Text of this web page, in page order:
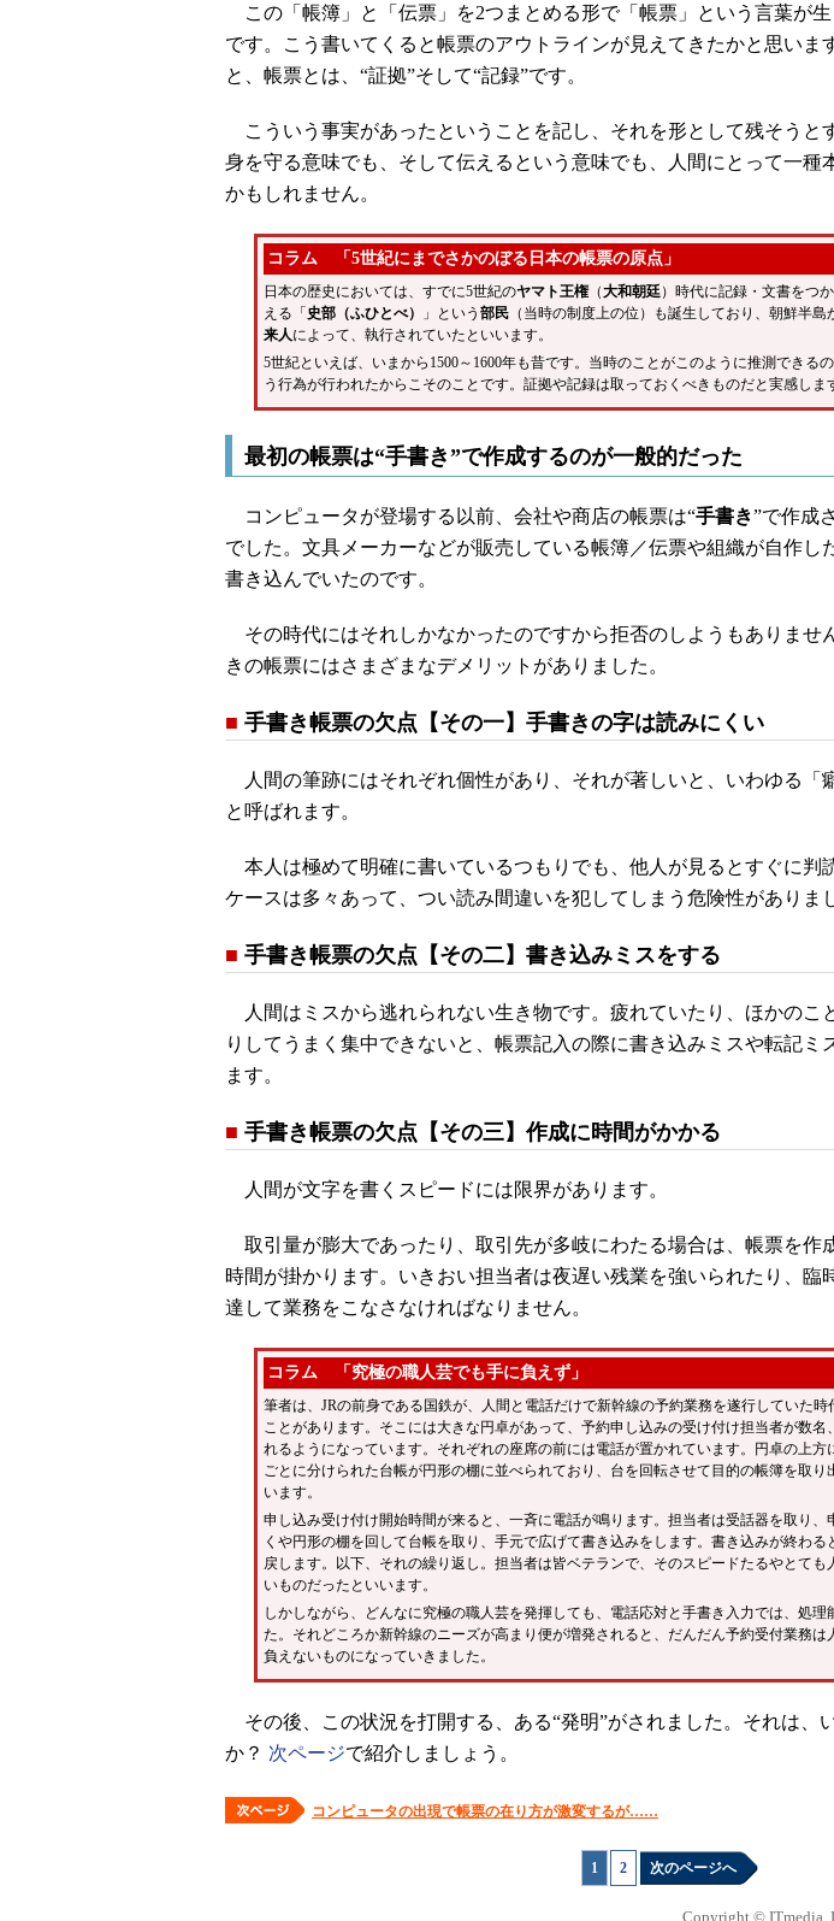
この「帳簿」と「伝票」を2つまとめる形で「帳票」という言葉が
です。こう書いてくると帳票のアウトラインが見えてきたかと思いま
と、帳票とは、“証拠”そして“記録”です。
こういう事実があったということを記し、それを形として残そうと
身を守る意味でも、そして伝えるという意味でも、人間にとって一種
かもしれません。
コラム 「5世紀にまでさかのぼる日本の帳票の原点」
日本の歴史においては、すでに5世紀のヤマト王権（大和朝廷）時代に記録・文書をつ
える「 史部（ふひとべ） 」という 部民（当時の制度上の位）も誕生しており、朝鮮半島
来人によって、執行されていたといいます。
5世紀といえば、いまから1500～1600年も昔です。当時のことがこのように推測できる
う行為が行われたからこそのことです。証拠や記録は取っておくべきものだと実感しま
最初の帳票は“手書き”で作成するのが一般的だった
コンピュータが登場する以前、会社や商店の帳票は“手書き”で作成
でした。文具メーカーなどが販売している帳簿／伝票や組織が自作し
書き込んでいたのです。
その時代にはそれしかなかったのですから拒否のしようもありませ
きの帳票にはさまざまなデメリットがありました。
■ 手書き帳票の欠点【その一】手書きの字は読みにくい
人間の筆跡にはそれぞれ個性があり、それが著しいと、いわゆる「
と呼ばれます。
本人は極めて明確に書いているつもりでも、他人が見るとすぐに判
ケースは多々あって、つい読み間違いを犯してしまう危険性がありま
■ 手書き帳票の欠点【その二】書き込みミスをする
人間はミスから逃れられない生き物です。疲れていたり、ほかのこ
りしてうまく集中できないと、帳票記入の際に書き込みミスや転記ミ
ます。
■ 手書き帳票の欠点【その三】作成に時間がかかる
人間が文字を書くスピードには限界があります。
取引量が膨大であったり、取引先が多岐にわたる場合は、帳票を作
時間が掛かります。いきおい担当者は夜遅い残業を強いられたり、臨
達して業務をこなさなければなりません。
コラム 「究極の職人芸でも手に負えず」
筆者は、JRの前身である国鉄が、人間と電話だけで新幹線の予約業務を遂行していた時
ことがあります。そこには大きな円卓があって、予約申し込みの受け付け担当者が数名
れるようになっています。それぞれの座席の前には電話が置かれています。円卓の上方
ごとに分けられた台帳が円形の棚に並べられており、台を回転させて目的の帳簿を取り
います。
申し込み受け付け開始時間が来ると、一斉に電話が鳴ります。担当者は受話器を取り、
くや円形の棚を回して台帳を取り、手元で広げて書き込みをします。書き込みが終わる
戻します。以下、それの繰り返し。担当者は皆ベテランで、そのスピードたるやとても
いものだったといいます。
しかしながら、どんなに究極の職人芸を発揮しても、電話応対と手書き入力では、処理
た。それどころか新幹線のニーズが高まり便が増発されると、だんだん予約受付業務は
負えないものになっていきました。
その後、この状況を打開する、ある“発明”がされました。それは、
か？ 次ページで紹介しましょう。
コンピュータの出現で帳票の在り方が激変するが……
1 2 次のページへ
Copyright © ITmedia,